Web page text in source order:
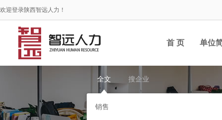
欢迎登录陕西智远人力！
首 页 单位
全文 搜企业